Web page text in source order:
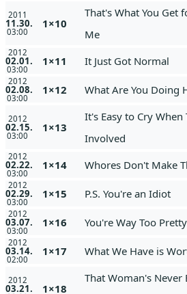
2011
11.30.
03:00
1×10
That's What You Get
Me
2012
02.01.
03:00
1×11 It Just Got Normal
2012
02.08.
03:00
1×12 What Are You Doing
2012
02.15.
03:00
1×13
It's Easy to Cry When
Involved
2012
02.22.
03:00
1×14 Whores Don't Make
2012
02.29.
03:00
1×15 P.S. You're an Idiot
2012
03.07.
03:00
1×16 You're Way Too
2012
03.14.
02:00
1×17 What We Have is
2012
03.21. 1×18
That Woman's Never